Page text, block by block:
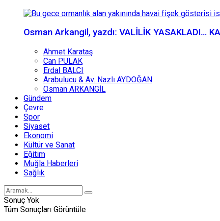
Osman Arkangil, yazdı: VALİLİK YASAKLADI…
Ahmet Karataş
Can PULAK
Erdal BALCI
Arabulucu & Av. Nazlı AYDOĞAN
Osman ARKANGİL
Gündem
Çevre
Spor
Siyaset
Ekonomi
Kültür ve Sanat
Eğitim
Muğla Haberleri
Sağlık
Sonuç Yok
Tüm Sonuçları Görüntüle